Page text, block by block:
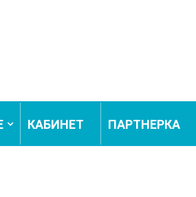
КАБИНЕТ ПАРТНЕРКА